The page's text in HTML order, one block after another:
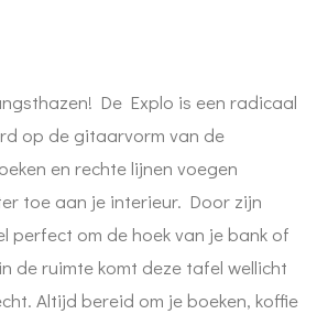
De Explo is een radicaal
op de gitaarvorm van de
en rechte lijnen voegen
toe aan je interieur. Door zijn
perfect om de hoek van je bank of
de ruimte komt deze tafel wellicht
Altijd bereid om je boeken, koffie